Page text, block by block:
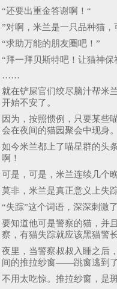
“还要出重金答谢啊！“
”对啊，米兰是一只品种猫
“求助万能的朋友圈吧！”
“拜一拜贝斯特吧！让猫神保
……
就在铲屎官们绞尽脑汁帮米
开始不安了。
因为，按照惯例，只要某些
会在夜间的猫园聚会中现身。
如今米兰都上了喵星群的头
啊！
可是，可是，米兰连续几个
莫非，米兰是真正意义上失
“失踪”这个词语，深深刺激
要知道他可是警察的猫，并
察，有猫失踪就应该黑猫警
夜里，当警察叔叔入睡之
间的推拉纱窗——跳窗逃到了
不用太吃惊。推拉纱窗，是